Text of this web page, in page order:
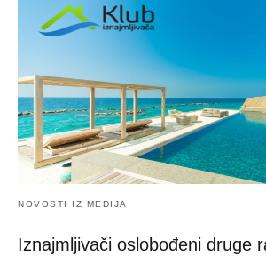
NOVOSTI IZ MEDIJA
Iznajmljivači oslobođeni druge